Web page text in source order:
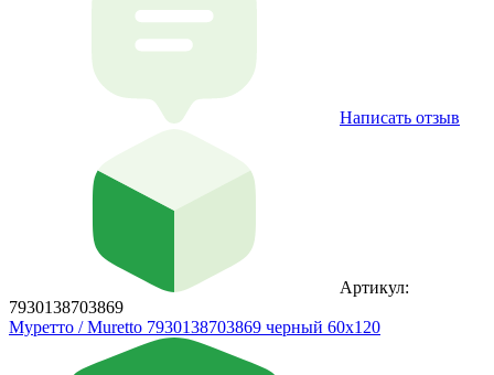
Написать отзыв
Артикул:
7930138703869
Муретто / Muretto 7930138703869 черный 60x120